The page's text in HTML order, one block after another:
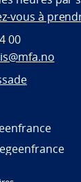
vous à
00